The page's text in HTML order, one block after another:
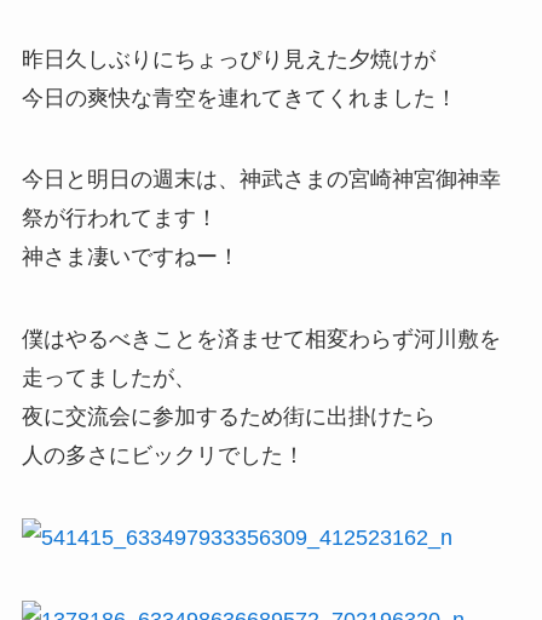
昨日久しぶりにちょっぴり見えた夕焼けが
今日の爽快な青空を連れてきてくれました！
今日と明日の週末は、神武さまの宮崎神宮御神幸
祭が行われてます！
神さま凄いですねー！
僕はやるべきことを済ませて相変わらず河川敷を
走ってましたが、
夜に交流会に参加するため街に出掛けたら
人の多さにビックリでした！